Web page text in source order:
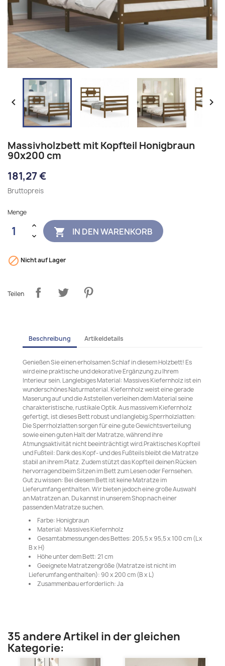
 
Massivholzbett mit Kopfteil Honigbraun
90x200 cm
181,27 €
Bruttopreis
Menge
 IN DEN WARENKORB
 Nicht auf Lager
Teilen
Beschreibung Artikeldetails
Genießen Sie einen erholsamen Schlaf in diesem Holzbett! Es
wird eine praktische und dekorative Ergänzung zu Ihrem
Interieur sein. Langlebiges Material: Massives Kiefernholz ist ein
wunderschönes Naturmaterial. Kiefernholz weist eine gerade
Maserung auf und die Aststellen verleihen dem Material seine
charakteristische, rustikale Optik. Aus massivem Kiefernholz
gefertigt, ist dieses Bett robust und langlebig.Sperrholzlatten:
Die Sperrholzlatten sorgen für eine gute Gewichtsverteilung
sowie einen guten Halt der Matratze, während ihre
Atmungsaktivität nicht beeinträchtigt wird.Praktisches Kopfteil
und Fußteil: Dank des Kopf- und des Fußteils bleibt die Matratze
stabil an ihrem Platz. Zudem stützt das Kopfteil deinen Rücken
hervorragend beim Sitzen im Bett zum Lesen oder Fernsehen.
Gut zu wissen: Bei diesem Bett ist keine Matratze im
Lieferumfang enthalten. Wir bieten jedoch eine große Auswahl
an Matratzen an. Du kannst in unserem Shop nach einer
passenden Matratze suchen.
Farbe: Honigbraun
Material: Massives Kiefernholz
Gesamtabmessungen des Bettes: 205,5 x 95,5 x 100 cm (L x
B x H)
Höhe unter dem Bett: 21 cm
Geeignete Matratzengröße (Matratze ist nicht im
Lieferumfang enthalten): 90 x 200 cm (B x L)
Zusammenbau erforderlich: Ja
35 andere Artikel in der gleichen
Kategorie: